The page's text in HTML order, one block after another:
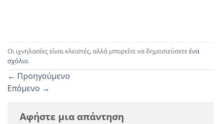
Οι ιχνηλασίες είναι κλειστές, αλλά μπορείτε να δημοσιεύσετεένα
σχόλιο.
← Προηγούμενο
Επόμενο →
Αφήστε μια απάντηση